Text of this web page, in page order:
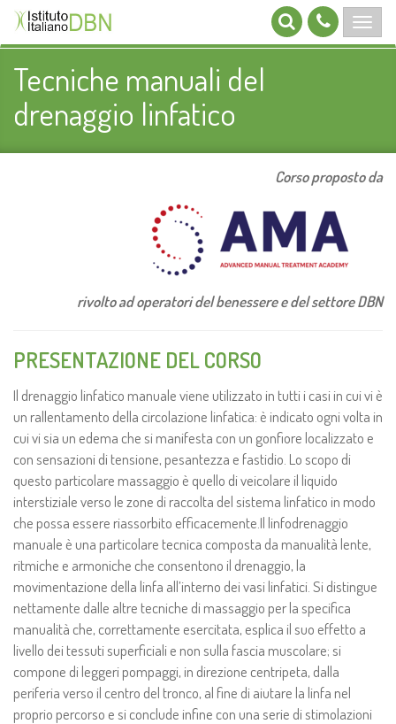
Tecniche manuali del
drenaggio linfatico
Corso proposto da
rivolto ad operatori del benessere e del settore DBN
PRESENTAZIONE DEL CORSO
Il drenaggio linfatico manuale viene utilizzato in tutti i casi in cui vi è
un rallentamento della circolazione linfatica: è indicato ogni volta in
cui vi sia un edema che si manifesta con un gonfiore localizzato e
con sensazioni di tensione, pesantezza e fastidio. Lo scopo di
questo particolare massaggio è quello di veicolare il liquido
interstiziale verso le zone di raccolta del sistema linfatico in modo
che possa essere riassorbito efficacemente.Il linfodrenaggio
manuale è una particolare tecnica composta da manualità lente,
ritmiche e armoniche che consentono il drenaggio, la
movimentazione della linfa all’interno dei vasi linfatici. Si distingue
nettamente dalle altre tecniche di massaggio per la specifica
manualità che, correttamente esercitata, esplica il suo effetto a
livello dei tessuti superficiali e non sulla fascia muscolare; si
compone di leggeri pompaggi, in direzione centripeta, dalla
periferia verso il centro del tronco, al fine di aiutare la linfa nel
proprio percorso e si conclude infine con una serie di stimolazioni